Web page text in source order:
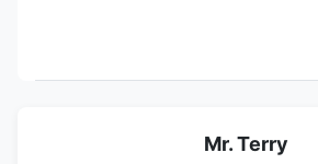
Mr. Terry